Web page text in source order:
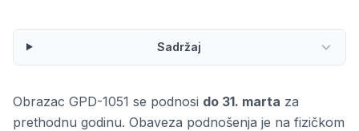
Sadržaj
Obrazac GPD-1051 se podnosi do 31. marta za
prethodnu godinu. Obaveza podnošenja je na fizičkom